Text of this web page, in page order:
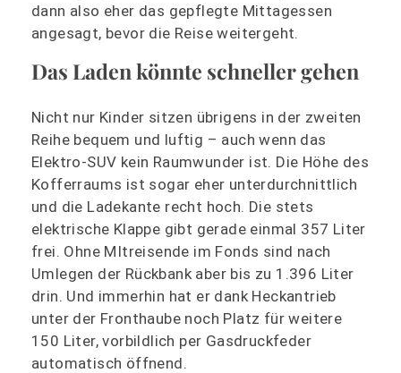
dann also eher das gepflegte Mittagessen
angesagt, bevor die Reise weitergeht.
Das Laden könnte schneller gehen
Nicht nur Kinder sitzen übrigens in der zweiten
Reihe bequem und luftig – auch wenn das
Elektro-SUV kein Raumwunder ist. Die Höhe des
Kofferraums ist sogar eher unterdurchnittlich
und die Ladekante recht hoch. Die stets
elektrische Klappe gibt gerade einmal 357 Liter
frei. Ohne MItreisende im Fonds sind nach
Umlegen der Rückbank aber bis zu 1.396 Liter
drin. Und immerhin hat er dank Heckantrieb
unter der Fronthaube noch Platz für weitere
150 Liter, vorbildlich per Gasdruckfeder
automatisch öffnend.